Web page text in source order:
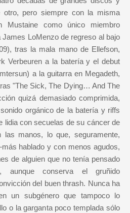
otro, pero siempre con la misma
Mustaine como único miembro
LoMenzo de regreso al bajo
tras la mala mano de Ellefson,
Verbeuren a la batería y el debut
a la guitarra en Megadeth,
"The Sick, The Dying… And The
quizá demasiado comprimida,
orgánico de la batería y riffs
lidia con secuelas de su cáncer de
las manos, lo que, seguramente,
hablado y con menos agudos,
de alguien que no tenía pensado
aunque conserva el gruñido
del buen thrash. Nunca ha
un subgénero que tampoco lo
o la garganta poco templada sólo